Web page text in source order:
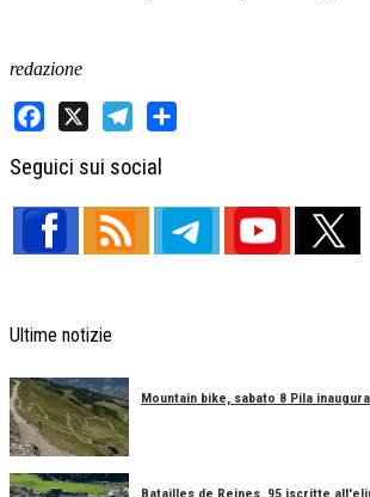
redazione
Seguici sui social
Ultime notizie
Mountain bike, sabato 8 Pila